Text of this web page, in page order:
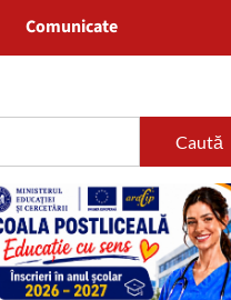
Comunicate